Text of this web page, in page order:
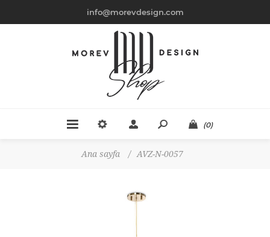
info@morevdesign.com
(0)
Ana sayfa / AVZ-N-0057